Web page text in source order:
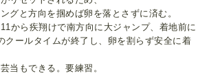
グと方向を掴めば卵を落とさずに済む。
から疾翔けで南方向に大ジャンプ、着地前に
クールタイムが終了し、卵を割らず安全に着
当もできる。要練習。